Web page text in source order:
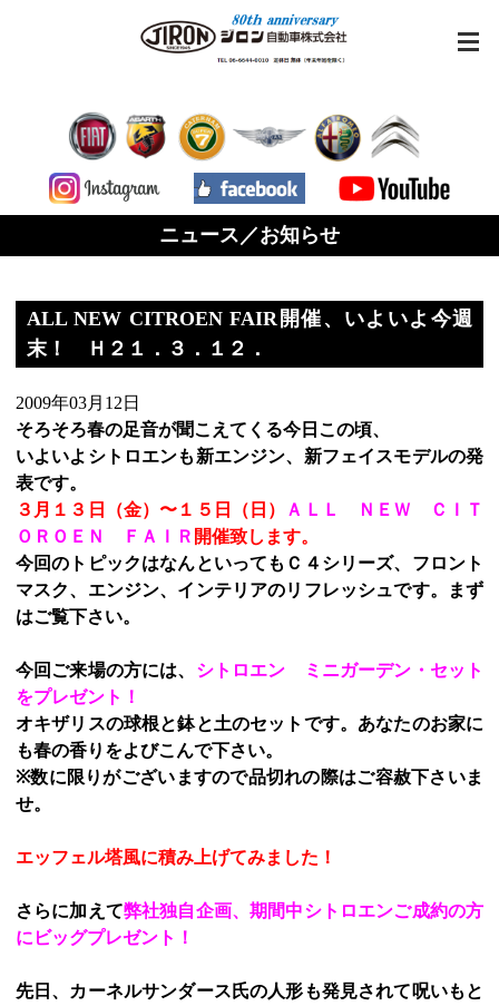
ニュース／お知らせ
ALL NEW CITROEN FAIR開催、いよいよ今週
末！ Ｈ２１．３．１２．
2009年03月12日
そろそろ春の足音が聞こえてくる今日この頃、
いよいよシトロエンも新エンジン、新フェイスモデルの発
表です。
３月１３日（金）〜１５日（日）
ＡＬＬ ＮＥＷ ＣＩＴ
ＯＲＯＥＮ ＦＡＩＲ 開催致します。
今回のトピックはなんといってもＣ４シリーズ、フロント
マスク、エンジン、インテリアのリフレッシュです。まず
はご覧下さい。
今回ご来場の方には、 シトロエン ミニガーデン・セット
をプレゼント！
オキザリスの球根と鉢と土のセットです。あなたのお家に
も春の香りをよびこんで下さい。
※数に限りがございますので品切れの際はご容赦下さいま
せ。
エッフェル塔風に積み上げてみました！
さらに加えて弊社独自企画、期間中シトロエンご成約の方
にビッグプレゼント！
先日、カーネルサンダース氏の人形も発見されて呪いもと